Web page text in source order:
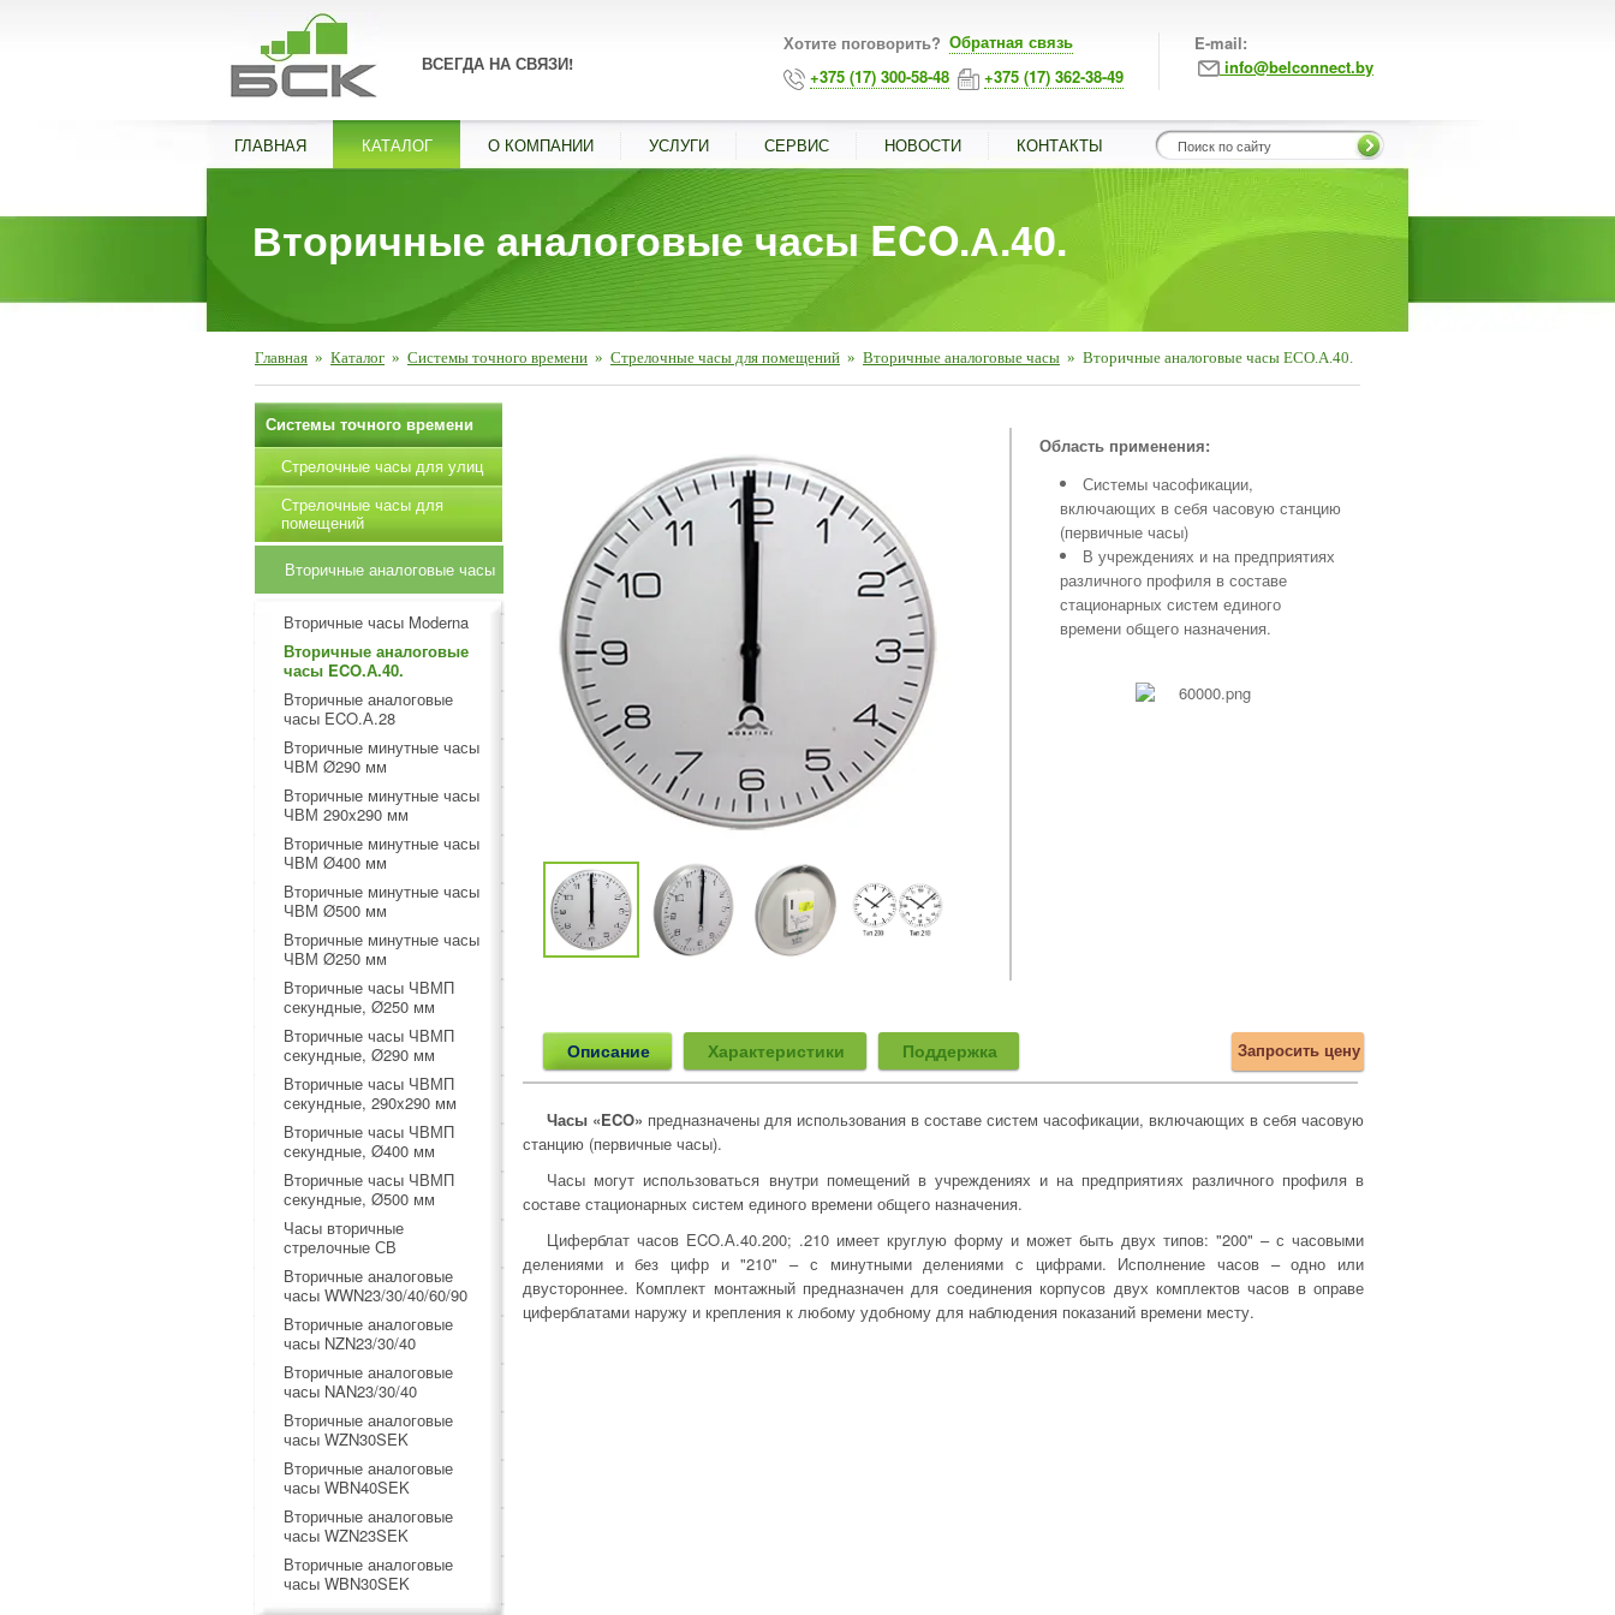
ВСЕГДА НА СВЯЗИ!
Хотите поговорить? Обратная связь
+375 (17) 300-58-48
+375 (17) 362-38-49
E-mail:
info@belconnect.by
ГЛАВНАЯ КАТАЛОГ О КОМПАНИИ УСЛУГИ СЕРВИС НОВОСТИ КОНТАКТЫ
Вторичные аналоговые часы ECO.А.40.
Главная » Каталог » Системы точного времени » Стрелочные часы для помещений » Вторичные аналоговые часы » Вторичные аналоговые часы ECO.А.40.
■
Область применения:
Системы часофикации,
включающих в себя часовую станцию
(первичные часы)
В учреждениях и на предприятиях
различного профиля в составе
стационарных систем единого
времени общего назначения.
Описание Характеристики Поддержка Запросить цену
Часы «ECO» предназначены для использования в составе систем часофикации, включающих в себя часовую
станцию (первичные часы).
Часы могут использоваться внутри помещений в учреждениях и на предприятиях различного профиля в
составе стационарных систем единого времени общего назначения.
Циферблат часов ECO.А.40.200; .210 имеет круглую форму и может быть двух типов: "200" – с часовыми
делениями и без цифр и "210" – с минутными делениями с цифрами. Исполнение часов – одно или
двустороннее. Комплект монтажный предназначен для соединения корпусов двух комплектов часов в оправе
циферблатами наружу и крепления к любому удобному для наблюдения показаний времени месту.
Системы точного времени
Стрелочные часы для улиц
Стрелочные часы для
помещений
Вторичные аналоговые часы
Вторичные часы Moderna
Вторичные аналоговые
часы ECO.А.40.
Вторичные аналоговые
часы ECO.А.28
Вторичные минутные часы
ЧВМ Ø290 мм
Вторичные минутные часы
ЧВМ 290x290 мм
Вторичные минутные часы
ЧВМ Ø400 мм
Вторичные минутные часы
ЧВМ Ø500 мм
Вторичные минутные часы
ЧВМ Ø250 мм
Вторичные часы ЧВМП
секундные, Ø250 мм
Вторичные часы ЧВМП
секундные, Ø290 мм
Вторичные часы ЧВМП
секундные, 290x290 мм
Вторичные часы ЧВМП
секундные, Ø400 мм
Вторичные часы ЧВМП
секундные, Ø500 мм
Часы вторичные
стрелочные СВ
Вторичные аналоговые
часы WWN23/30/40/60/90
Вторичные аналоговые
часы NZN23/30/40
Вторичные аналоговые
часы NAN23/30/40
Вторичные аналоговые
часы WZN30SEK
Вторичные аналоговые
часы WBN40SEK
Вторичные аналоговые
часы WZN23SEK
Вторичные аналоговые
часы WBN30SEK